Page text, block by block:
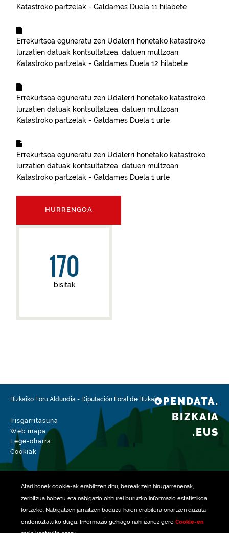
Atari honek cookie-ak erabiltzen ditu, bereak zein hirugarrenenak,
zerbitzua hobetu eta nabigazio ohiturei buruzko informazio estatistikoa
lortzeko. Nabigatzen jarraitzen baduzu haien erabilera onartzen duzula
ondorioztatuko dugu. Informazio gehiago nahi izanez gero Cookie-en
Katastroko partzelak - Galdames Duela 11 hilabete
Errekurtsoa eguneratu zen Udalerri honetako katastroko
lurzatien datuak kontsultatzea. datuen multzoan
Katastroko partzelak - Galdames Duela 12 hilabete
Errekurtsoa eguneratu zen Udalerri honetako katastroko
lurzatien datuak kontsultatzea. datuen multzoan
Katastroko partzelak - Galdames Duela 1 urte
Errekurtsoa eguneratu zen Udalerri honetako katastroko
lurzatien datuak kontsultatzea. datuen multzoan
Katastroko partzelak - Galdames Duela 1 urte
HURRENGOA
170
bisitak
Bizkaiko Foru Aldundia - Diputación Foral de Bizkaia
Irisgarritasuna
Web mapa
Lege-oharra
Cookiak
OPENDATA.
BIZKAIA
.EUS